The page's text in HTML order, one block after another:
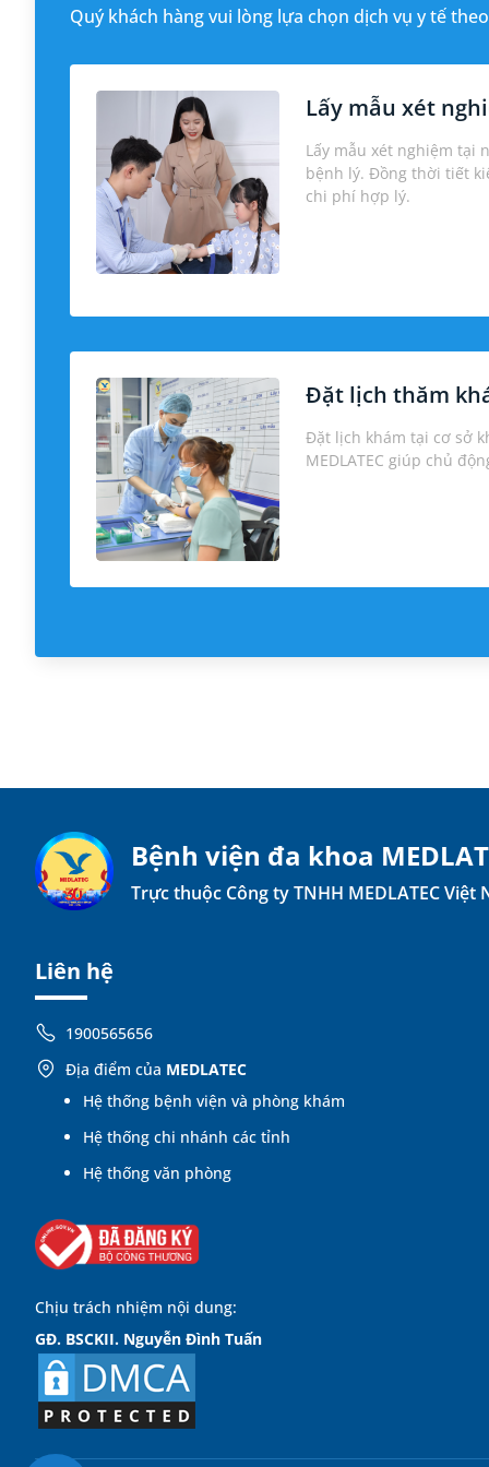
Quý khách hàng vui lòng lựa chọn dịch vụ y tế
Lấy mẫu xét
Lấy mẫu xét nghiệm tại
bệnh lý. Đồng thời tiết
chi phí hợp lý.
Đặt lịch thăm
Đặt lịch khám tại cơ sở
MEDLATEC giúp chủ
Bệnh viện đa khoa
Trực thuộc Công ty TNHH MEDLATEC Việt
Liên hệ
1900565656
Địa điểm của MEDLATEC
Hệ thống bệnh viện và phòng khám
Hệ thống chi nhánh các tỉnh
Hệ thống văn phòng
Chịu trách nhiệm nội dung:
GĐ. BSCKII. Nguyễn Đình Tuấn